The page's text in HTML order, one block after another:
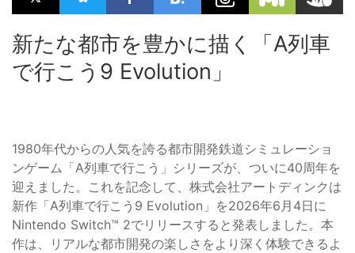
新たな都市を豊かに描く「A列車
で行こう9 Evolution」
1980年代からの人気を誇る都市開発鉄道シミュレーショ
ンゲーム「A列車で行こう」シリーズが、ついに40周年を
迎えました。これを記念して、株式会社アートディンクは
新作「A列車で行こう9 Evolution」を2026年6月4日に
Nintendo Switch™ 2でリリースすると発表しました。本
作は、リアルな都市開発の楽しさをより深く体験できるよ